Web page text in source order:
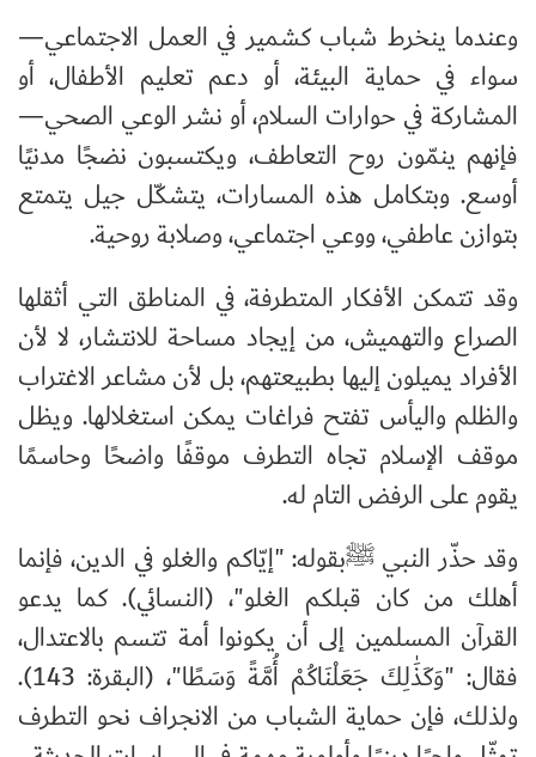
وعندما ينخرط شباب كشمير في العمل الاجتماعي—
سواء في حماية البيئة، أو دعم تعليم الأطفال، أو
المشاركة في حوارات السلام، أو نشر الوعي الصحي—
فإنهم ينمّون روح التعاطف، ويكتسبون نضجًا مدنيًا
أوسع. وبتكامل هذه المسارات، يتشكّل جيل يتمتع
بتوازن عاطفي، ووعي اجتماعي، وصلابة روحية.
وقد تتمكن الأفكار المتطرفة، في المناطق التي أثقلها
الصراع والتهميش، من إيجاد مساحة للانتشار، لا لأن
الأفراد يميلون إليها بطبيعتهم، بل لأن مشاعر الاغتراب
والظلم واليأس تفتح فراغات يمكن استغلالها. ويظل
موقف الإسلام تجاه التطرف موقفًا واضحًا وحاسمًا
يقوم على الرفض التام له.
وقد حذّر النبي ﷺبقوله: "إيّاكم والغلو في الدين، فإنما
أهلك من كان قبلكم الغلو"، (النسائي). كما يدعو
القرآن المسلمين إلى أن يكونوا أمة تتسم بالاعتدال،
فقال: "وَكَذَٰلِكَ جَعَلْنَاكُمْ أُمَّةً وَسَطًا"، (البقرة: 143).
ولذلك، فإن حماية الشباب من الانجراف نحو التطرف